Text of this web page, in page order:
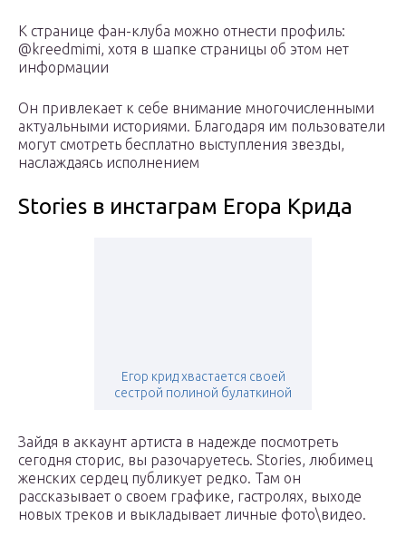
К странице фан-клуба можно отнести профиль:
@kreedmimi, хотя в шапке страницы об этом нет
информации
Он привлекает к себе внимание многочисленными
актуальными историями. Благодаря им пользователи
могут смотреть бесплатно выступления звезды,
наслаждаясь исполнением
Stories в инстаграм Егора Крида
Егор крид хвастается своей
сестрой полиной булаткиной
Зайдя в аккаунт артиста в надежде посмотреть
сегодня сторис, вы разочаруетесь. Stories, любимец
женских сердец публикует редко. Там он
рассказывает о своем графике, гастролях, выходе
новых треков и выкладывает личные фото\видео.